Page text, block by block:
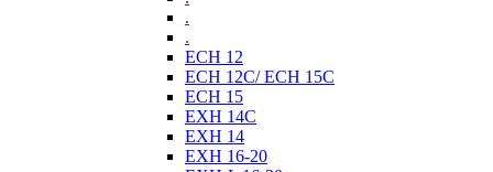
.
.
ECH 12
ECH 12C/ ECH 15C
ECH 15
EXH 14C
EXH 14
EXH 16-20